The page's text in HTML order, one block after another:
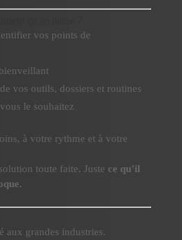
vos points de
vos outils, dossiers et routines
le souhaitez
à votre rythme et à votre
toute faite. Juste ce qu’il
aux grandes industries.